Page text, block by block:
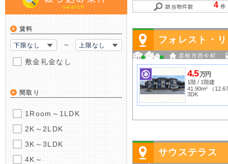
4
フォレスト・
彦根市西今町
4.5万円
1階 / 1階建
41.90m² （
3DK
サウステラス
賃料
下限なし ～ 上限なし
敷金礼金なし
間取り
1Room～1LDK
2K～2LDK
3K～3LDK
4K～